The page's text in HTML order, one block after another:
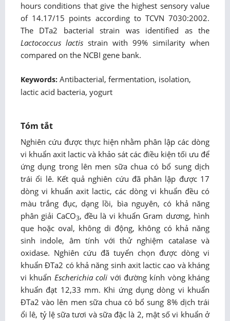
hours conditions that give the highest sensory value
of 14.17/15 points according to TCVN 7030:2002.
The DTa2 bacterial strain was identified as the
Lactococcus lactisstrain with 99% similarity when
compared on the NCBI gene bank.
Keywords: Antibacterial, fermentation, isolation,
lactic acid bacteria, yogurt
Tóm tắt
Nghiên cứu được thực hiện nhằm phân lập các dòng
vi khuẩn axit lactic và khảo sát các điều kiện tối ưu để
ứng dụng trong lên men sữa chua có bổ sung dịch
trái ổi lê. Kết quả nghiên cứu đã phân lập được 17
dòng vi khuẩn axit lactic, các dòng vi khuẩn đều có
màu trắng đục, dạng lồi, bìa nguyên, có khả năng
phân giải CaCO3, đều là vi khuẩn Gram dương, hình
que hoặc oval, không di động, không có khả năng
sinh indole, âm tính với thử nghiệm catalase và
oxidase. Nghiên cứu đã tuyển chọn được dòng vi
khuẩn ĐTa2 có khả năng sinh axit lactic cao và kháng
vi khuẩn Escherichia coli với đường kính vòng kháng
khuẩn đạt 12,33 mm. Khi ứng dụng dòng vi khuẩn
ĐTa2 vào lên men sữa chua có bổ sung 8% dịch trái
ổi lê, tỷ lệ sữa tươi và sữa đặc là 2, mật số vi khuẩn ở